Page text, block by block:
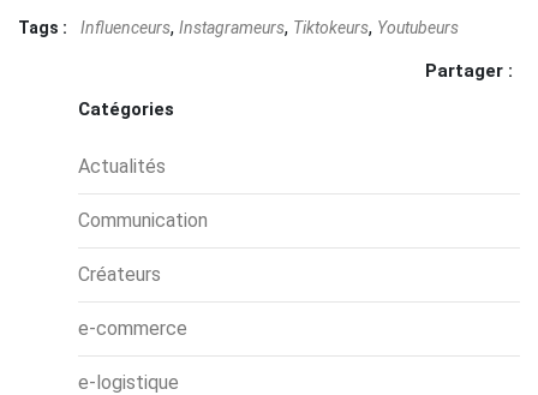
Tags : Influenceurs, Instagrameurs, Tiktokeurs, Youtubeurs
Partager :
Catégories
Actualités
Communication
Créateurs
e-commerce
e-logistique